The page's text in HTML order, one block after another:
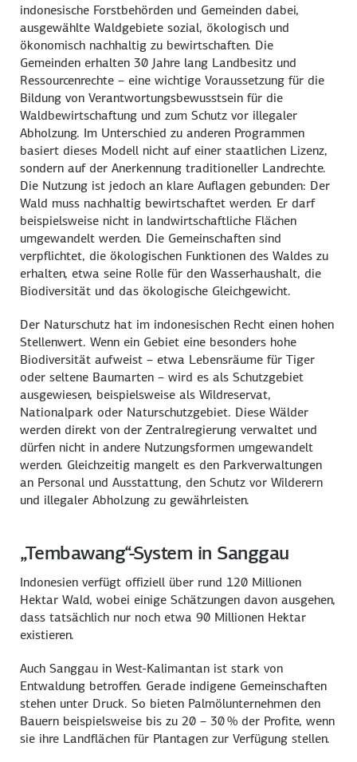
indonesische Forstbehörden und Gemeinden dabei,
ausgewählte Waldgebiete sozial, ökologisch und
ökonomisch nachhaltig zu bewirtschaften. Die
Gemeinden erhalten 30 Jahre lang Landbesitz und
Ressourcenrechte – eine wichtige Voraussetzung für die
Bildung von Verantwortungsbewusstsein für die
Waldbewirtschaftung und zum Schutz vor illegaler
Abholzung. Im Unterschied zu anderen Programmen
basiert dieses Modell nicht auf einer staatlichen Lizenz,
sondern auf der Anerkennung traditioneller Landrechte.
Die Nutzung ist jedoch an klare Auflagen gebunden: Der
Wald muss nachhaltig bewirtschaftet werden. Er darf
beispielsweise nicht in landwirtschaftliche Flächen
umgewandelt werden. Die Gemeinschaften sind
verpflichtet, die ökologischen Funktionen des Waldes zu
erhalten, etwa seine Rolle für den Wasserhaushalt, die
Biodiversität und das ökologische Gleichgewicht.
Der Naturschutz hat im indonesischen Recht einen hohen
Stellenwert. Wenn ein Gebiet eine besonders hohe
Biodiversität aufweist – etwa Lebensräume für Tiger
oder seltene Baumarten – wird es als Schutzgebiet
ausgewiesen, beispielsweise als Wildreservat,
Nationalpark oder Naturschutzgebiet. Diese Wälder
werden direkt von der Zentralregierung verwaltet und
dürfen nicht in andere Nutzungsformen umgewandelt
werden. Gleichzeitig mangelt es den Parkverwaltungen
an Personal und Ausstattung, den Schutz vor Wilderern
und illegaler Abholzung zu gewährleisten.
„Tembawang“-System in Sanggau
Indonesien verfügt offiziell über rund 120 Millionen
Hektar Wald, wobei einige Schätzungen davon ausgehen,
dass tatsächlich nur noch etwa 90 Millionen Hektar
existieren.
Auch Sanggau in West-Kalimantan ist stark von
Entwaldung betroffen. Gerade indigene Gemeinschaften
stehen unter Druck. So bieten Palmölunternehmen den
Bauern beispielsweise bis zu 20 – 30 % der Profite, wenn
sie ihre Landflächen für Plantagen zur Verfügung stellen.